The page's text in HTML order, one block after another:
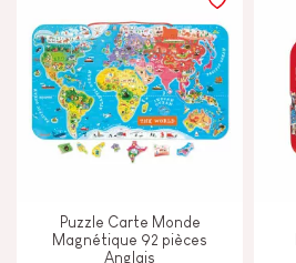
Puzzle Carte Monde
Magnétique 92 pièces
Anglais